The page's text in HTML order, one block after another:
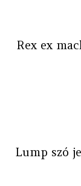
Rex ex
Lump szó